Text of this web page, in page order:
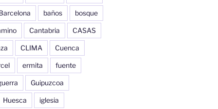
baños bosque
Cantabria CASAS
CLIMA Cuenca
ermita fuente
Guipuzcoa
Huesca iglesia